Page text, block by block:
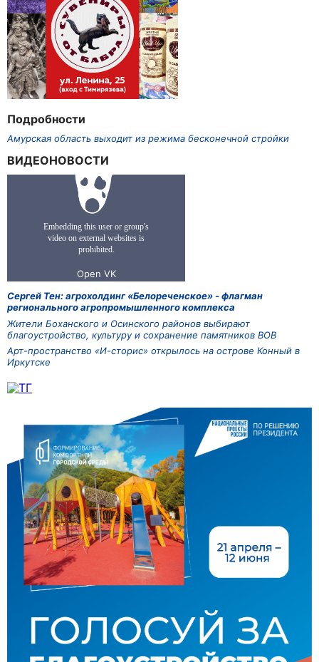
Подробности
Амурская область выходит из режима бесконечной стройки
ВИДЕОНОВОСТИ
Сергей Тен: агрохолдинг «Белореченское» - флагман
регионального агропромышленного комплекса
Жители Боханского и Осинского районов выбирают
благоустройство, культуру и сохранение памятников ВОВ
Арт-пространство «И-сторис» открылось на острове Конный в
Иркутске